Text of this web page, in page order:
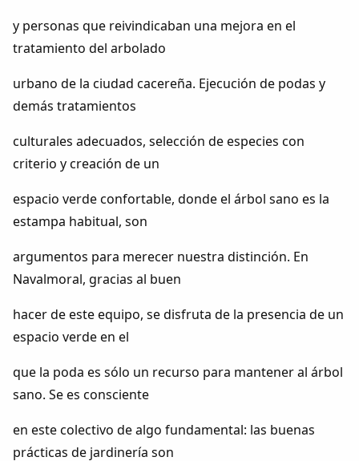
y personas que reivindicaban una mejora en el
tratamiento del arbolado
urbano de la ciudad cacereña. Ejecución de podas y
demás tratamientos
culturales adecuados, selección de especies con
criterio y creación de un
espacio verde confortable, donde el árbol sano es la
estampa habitual, son
argumentos para merecer nuestra distinción. En
Navalmoral, gracias al buen
hacer de este equipo, se disfruta de la presencia de un
espacio verde en el
que la poda es sólo un recurso para mantener al árbol
sano. Se es consciente
en este colectivo de algo fundamental: las buenas
prácticas de jardinería son